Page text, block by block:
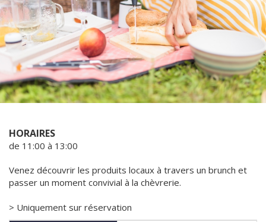
HORAIRES
de 11:00 à 13:00
Venez découvrir les produits locaux à travers un brunch et
passer un moment convivial à la chèvrerie.
> Uniquement sur réservation